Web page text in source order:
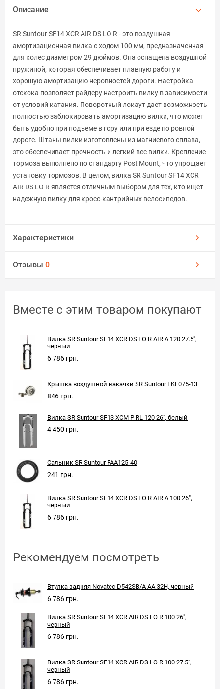
Описание
SR Suntour SF14 XCR AIR DS LO R - это воздушная
амортизационная вилка с ходом 100 мм, предназначенная
для колес диаметром 29 дюймов. Она оснащена воздушной
пружиной, которая обеспечивает плавную работу и
хорошую амортизацию неровностей дороги. Настройка
отскока позволяет райдеру настроить вилку в зависимости
от условий катания. Поворотный локаут дает возможность
полностью заблокировать амортизацию вилки, что может
быть удобно при подъеме в гору или при езде по ровной
дороге. Штаны вилки изготовлены из магниевого сплава,
это обеспечивает прочность и легкий вес вилки. Крепление
тормоза выполнено по стандарту Post Mount, что упрощает
установку тормозов. В целом, вилка SR Suntour SF14 XCR
AIR DS LO R является отличным выбором для тех, кто ищет
надежную вилку для кросс-кантрийных велосипедов.
Характеристики
Отзывы 0
Вместе с этим товаром покупают
Вилка SR Suntour SF14 XCR DS LO R AIR A 120 27.5",
черный
6 786 грн.
Крышка воздушной накачки SR Suntour FKE075-13
846 грн.
Вилка SR Suntour SF13 XCM P RL 120 26", белый
4 450 грн.
Сальник SR Suntour FAA125-40
241 грн.
Вилка SR Suntour SF14 XCR DS LO R AIR A 100 26",
черный
6 786 грн.
Рекомендуем посмотреть
Втулка задняя Novatec D542SB/A AA 32H, черный
6 786 грн.
Вилка SR Suntour SF14 XCR AIR DS LO R 100 26",
черный
6 786 грн.
Вилка SR Suntour SF14 XCR AIR DS LO R 100 27.5",
черный
6 786 грн.